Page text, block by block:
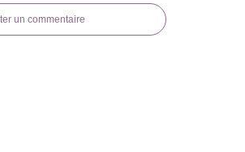
un commentaire